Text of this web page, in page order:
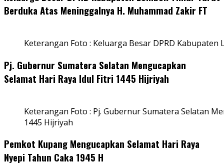
Berduka Atas Meninggalnya H. Muhammad Zakir FT
Keterangan Foto : Keluarga Besar DPRD
Pj. Gubernur Sumatera Selatan Mengucapkan
Selamat Hari Raya Idul Fitri 1445 Hijriyah
Keterangan Foto : Pj. Gubernur Sumatera Selatan
1445 Hijriyah
Pemkot Kupang Mengucapkan Selamat Hari Raya
Nyepi Tahun Caka 1945 H